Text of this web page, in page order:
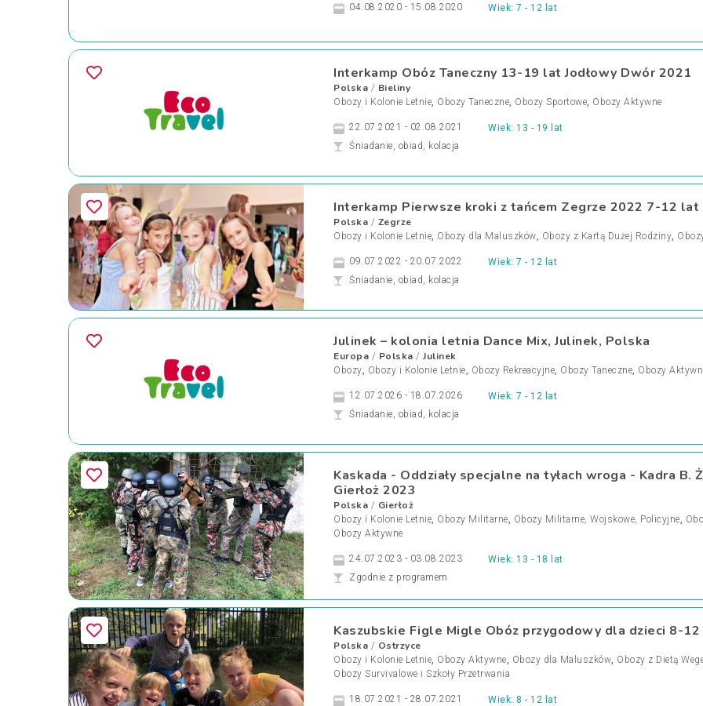
Wiek: 7 - 12 lat
04.08.2020 - 15.08.2020
Interkamp Obóz Taneczny 13-19 lat Jodłowy Dwór 2021
Polska / Bieliny
Obozy i Kolonie Letnie, Obozy Taneczne, Obozy Sportowe, Obozy Aktywne
Wiek: 13 - 19 lat
22.07.2021 - 02.08.2021
Śniadanie, obiad, kolacja
Interkamp Pierwsze kroki z tańcem Zegrze 2022 7-12 lat
Polska / Zegrze
Obozy i Kolonie Letnie, Obozy dla Maluszków, Obozy z Kartą Dużej Rodziny,
Wiek: 7 - 12 lat
09.07.2022 - 20.07.2022
Śniadanie, obiad, kolacja
Julinek – kolonia letnia Dance Mix, Julinek, Polska
Europa / Polska / Julinek
Obozy, Obozy i Kolonie Letnie, Obozy Rekreacyjne, Obozy Taneczne, Obozy
Wiek: 7 - 12 lat
12.07.2026 - 18.07.2026
Śniadanie, obiad, kolacja
Kaskada - Oddziały specjalne na tyłach wroga - Kadra B.
Gierłoż 2023
Polska / Gierłoż
Obozy i Kolonie Letnie, Obozy Militarne, Obozy Militarne, Wojskowe, Policyjne,
Obozy Aktywne
Wiek: 13 - 18 lat
24.07.2023 - 03.08.2023
Zgodnie z programem
Kaszubskie Figle Migle Obóz przygodowy dla dzieci 8-
Polska / Ostrzyce
Obozy i Kolonie Letnie, Obozy Aktywne, Obozy dla Maluszków, Obozy z Dietą
Obozy Survivalowe i Szkoły Przetrwania
Wiek: 8 - 12 lat
18.07.2021 - 28.07.2021